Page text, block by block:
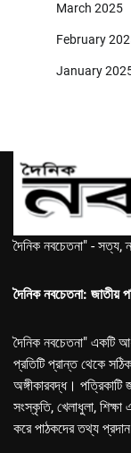
March 2025
February
January
দৈনিক নবচেতনা" - সত্য,
দৈনিক নবচেতনা: জাতীয়
দৈনিক নবচেতনা" একটি
প্রতিটি প্রান্ত থেকে
অঙ্গীকারবদ্ধ। পত্রিকাটি
সংস্কৃতি, খেলাধুলা,
করে পাঠকদের তথ্য